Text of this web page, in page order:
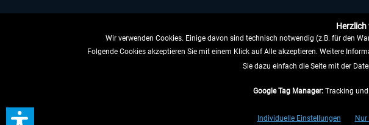
VERTRAG WIDERRUFEN
** Gilt für Lieferungen innerhalb Deutschlands,
Wir verwenden Cookies. Einige davon sind technisch notwendig (z.B. für den
Folgende Cookies akzeptieren Sie mit einem Klick auf Alle akzeptieren. Weitere
Sie dazu einfach die Seite mit der
Google Tag Manager: Tracking
Individuelle Einstellungen